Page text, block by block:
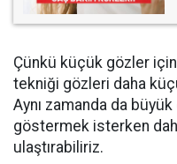
Çünkü küçük gözler
tekniği gözleri daha
Aynı zamanda da
göstermek isterken
ulaştırabiliriz.